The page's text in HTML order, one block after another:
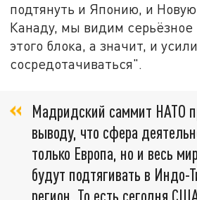
подтянуть и Японию, и
Канаду, мы видим серьёзное
этого блока, а значит, и
сосредотачиваться".
Мадридский саммит НАТО
выводу, что сфера
только Европа, но и весь
будут подтягивать в Индо-
регион. То есть сегодня